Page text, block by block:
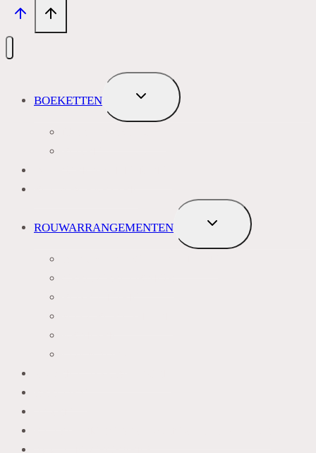
BOEKETTEN
TOGGLE
SUBMENU
ROUWARRANGEMENTEN
TOGGLE
SUBMENU